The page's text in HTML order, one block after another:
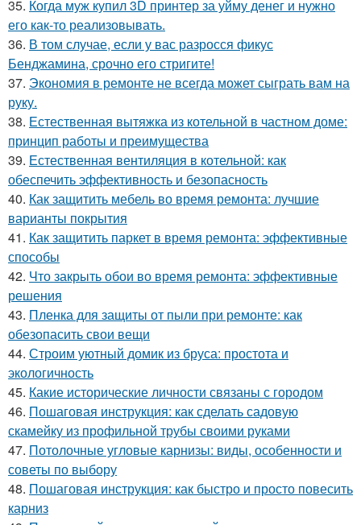
35. Когда муж купил 3D принтер за уйму денег и нужно
его как-то реализовывать.
36. В том случае, если у вас разросся фикус
Бенджамина, срочно его стригите!
37. Экономия в ремонте не всегда может сыграть вам на
руку.
38. Естественная вытяжка из котельной в частном доме:
принцип работы и преимущества
39. Естественная вентиляция в котельной: как
обеспечить эффективность и безопасность
40. Как защитить мебель во время ремонта: лучшие
варианты покрытия
41. Как защитить паркет в время ремонта: эффективные
способы
42. Что закрыть обои во время ремонта: эффективные
решения
43. Пленка для защиты от пыли при ремонте: как
обезопасить свои вещи
44. Строим уютный домик из бруса: простота и
экологичность
45. Какие исторические личности связаны с городом
46. Пошаговая инструкция: как сделать садовую
скамейку из профильной трубы своими руками
47. Потолочные угловые карнизы: виды, особенности и
советы по выбору
48. Пошаговая инструкция: как быстро и просто повесить
карниз